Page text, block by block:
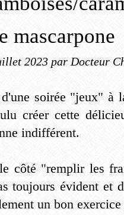
mascarpone
2023 par Docteur
soirée "jeux" à
créer cette
indifférent.
côté "remplir les
toujours évident et
un bon